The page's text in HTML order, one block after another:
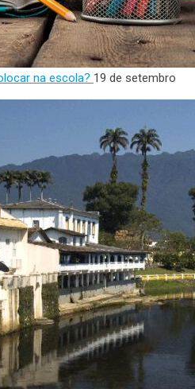
na escola? 19 de setembro